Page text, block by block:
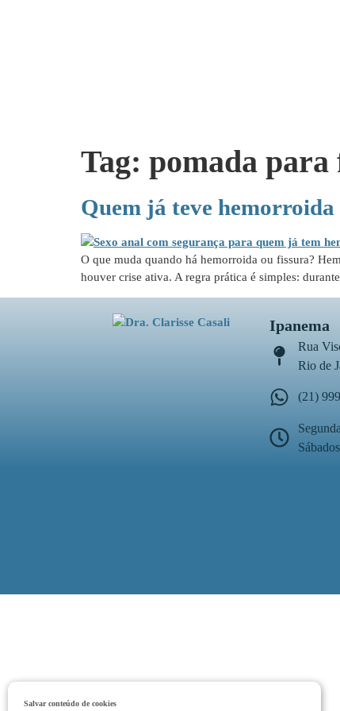
Salvar conteúdo de cookies
Tag: pomada para
Quem já teve hemorroida
O que muda quando há hemorroida ou fissura?
houver crise ativa. A regra prática é simples:
Ipanema
Rua
Rio de
(21)